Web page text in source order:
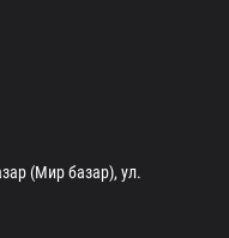
(Мир базар), ул.